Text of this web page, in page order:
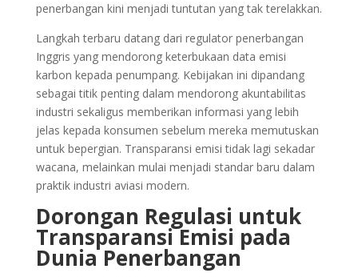
penerbangan kini menjadi tuntutan yang tak terelakkan.
Langkah terbaru datang dari regulator penerbangan
Inggris yang mendorong keterbukaan data emisi
karbon kepada penumpang. Kebijakan ini dipandang
sebagai titik penting dalam mendorong akuntabilitas
industri sekaligus memberikan informasi yang lebih
jelas kepada konsumen sebelum mereka memutuskan
untuk bepergian. Transparansi emisi tidak lagi sekadar
wacana, melainkan mulai menjadi standar baru dalam
praktik industri aviasi modern.
Dorongan Regulasi untuk
Transparansi Emisi pada
Dunia Penerbangan